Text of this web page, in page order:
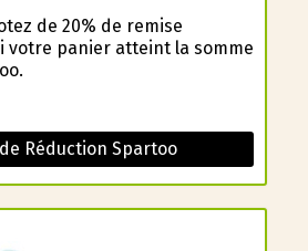
de 20% de remise
votre panier atteint la somme
Réduction Spartoo